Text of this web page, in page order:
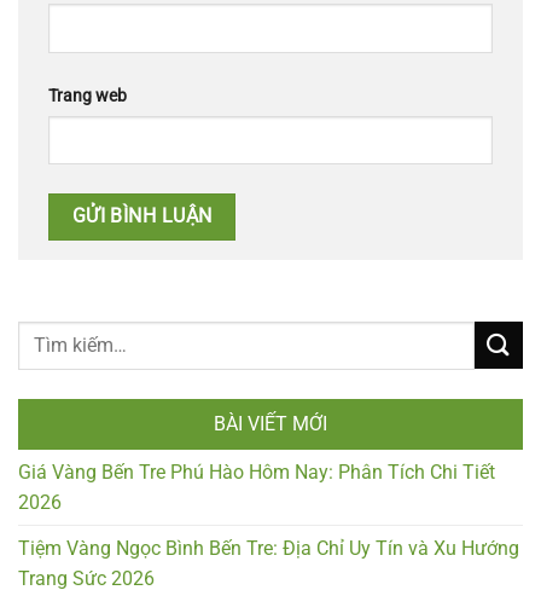
Trang web
BÀI VIẾT MỚI
Giá Vàng Bến Tre Phú Hào Hôm Nay: Phân Tích Chi Tiết
2026
Tiệm Vàng Ngọc Bình Bến Tre: Địa Chỉ Uy Tín và Xu Hướng
Trang Sức 2026